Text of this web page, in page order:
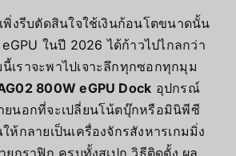
พิ่งรีบตัดสินใจใช้เงินก้อนโตขนาดนั้น
ในปี 2026 ได้ก้าวไปไกลกว่า
ราจะพาไปเจาะลึกทุกซอกทุกมุม
800W eGPU Dock อุปกรณ์
ยนอกที่จะเปลี่ยนโน้ตบุ๊กหรือมินิพีซี
ห้กลายเป็นเครื่องจักรสังหารเกมมิ่ง